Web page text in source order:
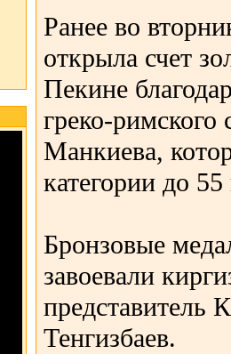
Ранее во
открыла счет
Пекине
греко-римского
Манкиева,
категории до 55
Бронзовые
завоевали
представитель
Тенгизбаев.